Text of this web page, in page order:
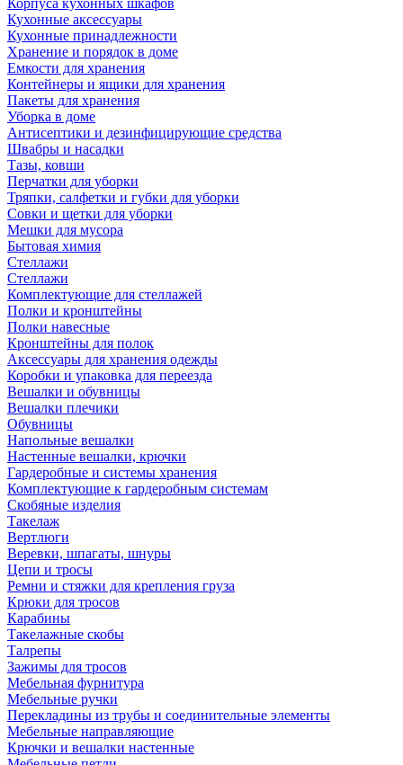
Корпуса кухонных шкафов
Кухонные аксессуары
Кухонные принадлежности
Хранение и порядок в доме
Емкости для хранения
Контейнеры и ящики для хранения
Пакеты для хранения
Уборка в доме
Антисептики и дезинфицирующие средства
Швабры и насадки
Тазы, ковши
Перчатки для уборки
Тряпки, салфетки и губки для уборки
Совки и щетки для уборки
Мешки для мусора
Бытовая химия
Стеллажи
Стеллажи
Комплектующие для стеллажей
Полки и кронштейны
Полки навесные
Кронштейны для полок
Аксессуары для хранения одежды
Коробки и упаковка для переезда
Вешалки и обувницы
Вешалки плечики
Обувницы
Напольные вешалки
Настенные вешалки, крючки
Гардеробные и системы хранения
Комплектующие к гардеробным системам
Скобяные изделия
Такелаж
Вертлюги
Веревки, шпагаты, шнуры
Цепи и тросы
Ремни и стяжки для крепления груза
Крюки для тросов
Карабины
Такелажные скобы
Талрепы
Зажимы для тросов
Мебельная фурнитура
Мебельные ручки
Перекладины из трубы и соединительные элементы
Мебельные направляющие
Крючки и вешалки настенные